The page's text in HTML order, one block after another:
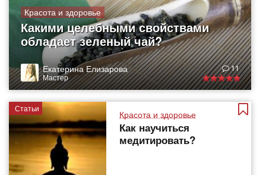
Красота и здоровье
Какими целебными свойствами
обладает зеленый чай?
Екатерина Елизарова
Мастер
11
Статьи
Красота и здоровье
Как научиться
медитировать?